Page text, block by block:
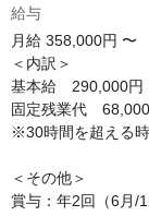
給与
月給 358,000円 〜
＜内訳＞
基本給　290,000円
固定残業代　
※30時間を超える
＜その他＞
賞与：年2回（6月/